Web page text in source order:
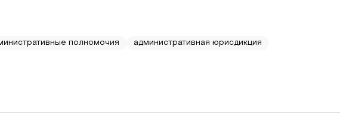
полномочия
административная юрисдикция